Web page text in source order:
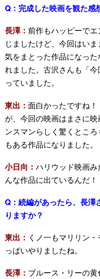
Q： 完成した映画を観た感
長澤： 前作もハッピーで
じましたけど、今回はい
気をまとった作品になっ
れました。古沢さんも「
っていました。
東出： 面白かったですね
が、今回の映画はまさに
ンスマンらしく驚くとこ
もある作品になりました。
小日向： ハリウッド映画
んな作品に出ているんだ
Q： 続編があったら、長澤
りますか？
東出： くノ一もマリリン
っぱいやりましたね。
長澤： ブルース・リーの